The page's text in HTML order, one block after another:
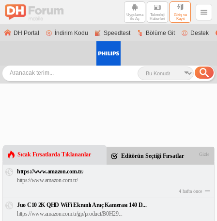
Uygulama
ile Aç
Teknoloji
Haberleri
Giriş ve
Kayıt
DH Portal İndirim Kodu Speedtest Bölüme Git Destek
Sıcak Fırsatlarda Tıklananlar Editörün Seçtiği Fırsatlar Gizle
https://www.amazon.com.tr/
https://www.amazon.com.tr/
4 hafta önce
Juo C10 2K QHD WiFi Ekranlı Araç Kamerası 140 D...
https://www.amazon.com.tr/gp/product/B0H29...